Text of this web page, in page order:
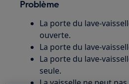
Problème
La porte du lave-
ouverte.
La porte du lave-
La porte du lave-
seule.